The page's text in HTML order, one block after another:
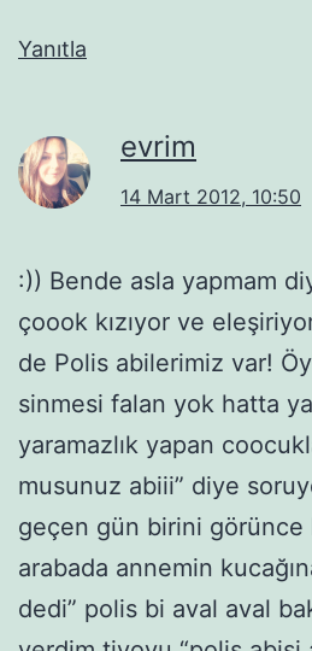
Yanıtla
evrim
14 Mart 2012, 10:50
:)) Bende asla yapmam
çoook kızıyor ve
de Polis abilerimiz var!
sinmesi falan yok hatta
yaramazlık yapan
musunuz abiii” diye
geçen gün birini görünce
arabada annemin
dedi” polis bi aval aval